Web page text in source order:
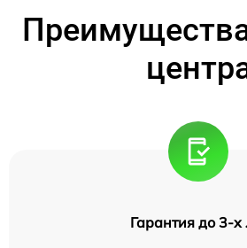
Гарантия до 3-х